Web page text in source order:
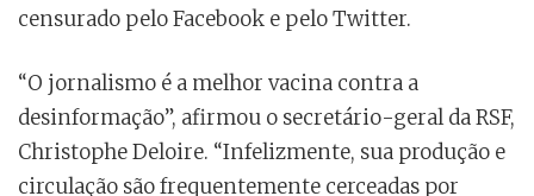
censurado pelo Facebook e pelo Twitter.
“O jornalismo é a melhor vacina contra a
desinformação”, afirmou o secretário-geral da RSF,
Christophe Deloire. “Infelizmente, sua produção e
circulação são frequentemente cerceadas por